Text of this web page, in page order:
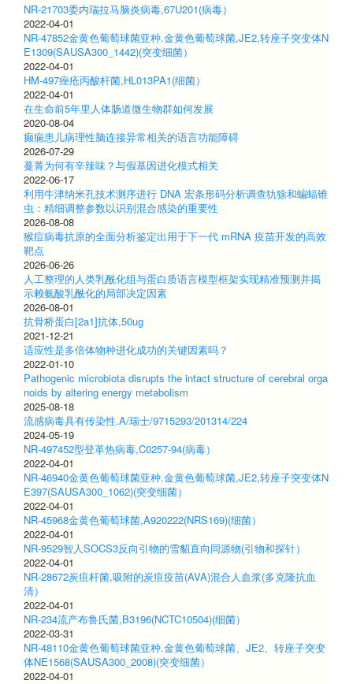
NR-21703委内瑞拉马脑炎病毒,67U201(病毒）
2022-04-01
NR-47852金黄色葡萄球菌亚种.金黄色葡萄球菌,JE2,转座子突变体N
E1309(SAUSA300_1442)(突变细菌）
2022-04-01
HM-497痤疮丙酸杆菌,HL013PA1(细菌）
2022-04-01
在生命前5年里人体肠道微生物群如何发展
2020-08-04
癫痫患儿病理性脑连接异常相关的语言功能障碍
2026-07-29
蔓菁为何有辛辣味？与假基因进化模式相关
2022-06-17
利用牛津纳米孔技术测序进行 DNA 宏条形码分析调查犰狳和蝙蝠锥
虫：精细调整参数以识别混合感染的重要性
2026-08-08
猴痘病毒抗原的全面分析鉴定出用于下一代 mRNA 疫苗开发的高效
靶点
2026-06-26
人工整理的人类乳酰化组与蛋白质语言模型框架实现精准预测并揭
示赖氨酸乳酰化的局部决定因素
2026-08-01
抗骨桥蛋白[2a1]抗体,50ug
2021-12-21
适应性是多倍体物种进化成功的关键因素吗？
2022-01-10
Pathogenic microbiota disrupts the intact structure of cerebral orga
noids by altering energy metabolism
2025-08-18
流感病毒具有传染性.A/瑞士/9715293/201314/224
2024-05-19
NR-497452型登革热病毒,C0257-94(病毒）
2022-04-01
NR-46940金黄色葡萄球菌亚种.金黄色葡萄球菌,JE2,转座子突变体N
E397(SAUSA300_1062)(突变细菌）
2022-04-01
NR-45968金黄色葡萄球菌,A920222(NRS169)(细菌）
2022-04-01
NR-9529智人SOCS3反向引物的雪貂直向同源物(引物和探针）
2022-04-01
NR-28672炭疽杆菌,吸附的炭疽疫苗(AVA)混合人血浆(多克隆抗血
清）
2022-04-01
NR-234流产布鲁氏菌,B3196(NCTC10504)(细菌）
2022-03-31
NR-48110金黄色葡萄球菌亚种.金黄色葡萄球菌、JE2、转座子突变
体NE1568(SAUSA300_2008)(突变细菌）
2022-04-01